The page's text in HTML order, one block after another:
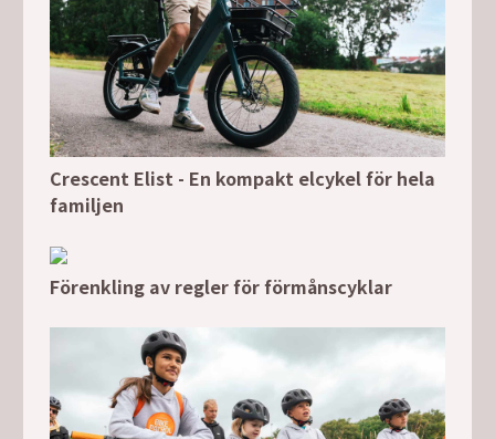
Crescent Elist - En kompakt elcykel för hela
familjen
Förenkling av regler för förmånscyklar